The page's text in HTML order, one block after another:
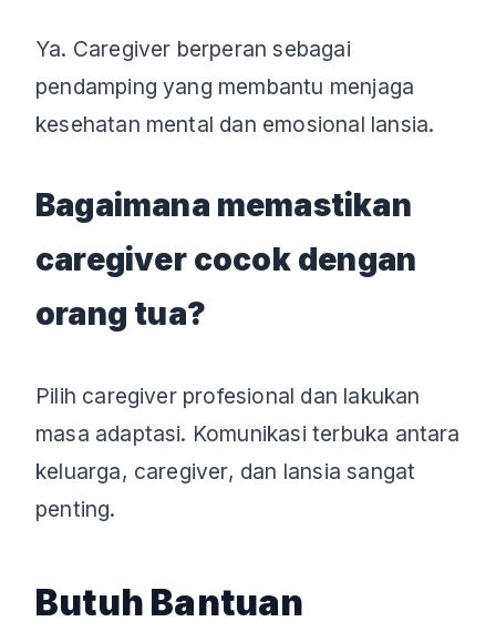
Ya. Caregiver berperan sebagai
pendamping yang membantu menjaga
kesehatan mental dan emosional lansia.
Bagaimana memastikan
caregiver cocok dengan
orang tua?
Pilih caregiver profesional dan lakukan
masa adaptasi. Komunikasi terbuka antara
keluarga, caregiver, dan lansia sangat
penting.
Butuh Bantuan